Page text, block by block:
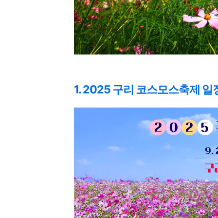
1. 2025 구리 코스모스축제 일